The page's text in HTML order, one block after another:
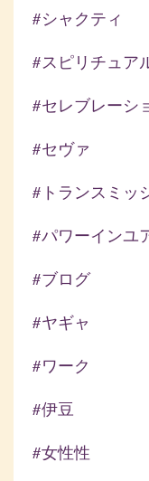
#シャクティ
#スピリチュア
#セレブレーシ
#セヴァ
#トランスミッ
#パワーインユ
#ブログ
#ヤギャ
#ワーク
#伊豆
#女性性